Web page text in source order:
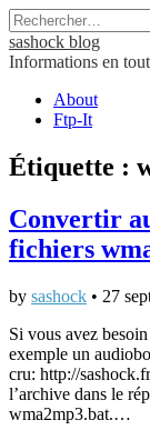
Rechercher :
sashock blog
Informations en
Main
menu
Skip
About
Ftp-It
Étiquette :
Convertir
fichiers
by sashock • 27
Si vous avez
exemple un
cru: http://
l’archive dans le
wma2mp3.bat.…